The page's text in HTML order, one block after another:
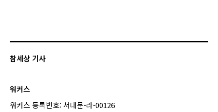
참세상 기사
워커스
워커스 등록번호: 서대문-라-00126